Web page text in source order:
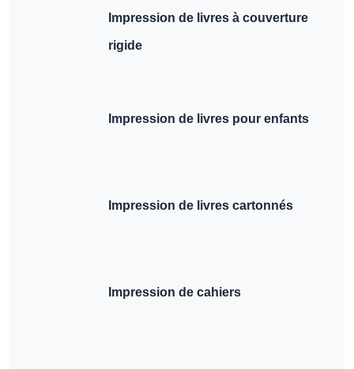
Impression de livres à couverture
rigide
Impression de livres pour enfants
Impression de livres cartonnés
Impression de cahiers